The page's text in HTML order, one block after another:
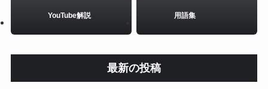
YouTube解説 用語集
最新の投稿